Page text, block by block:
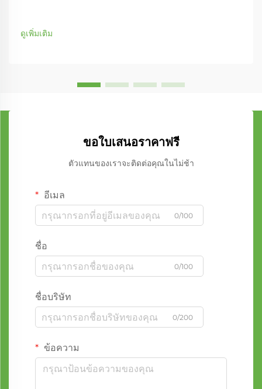
ดูเพิ่มเติม
ขอใบเสนอราคาฟรี
ตัวแทนของเราจะติดต่อคุณในไม่ช้า
อีเมล
0/100
ชื่อ
0/100
ชื่อบริษัท
0/200
ข้อความ